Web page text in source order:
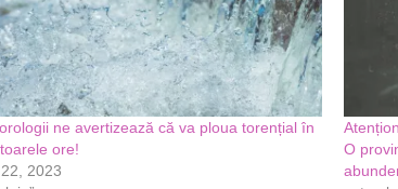
ne avertizează că va ploua torențial în
ore!
2023
O